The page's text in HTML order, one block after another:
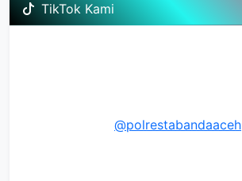
TikTok Kami
@polrestabandaaceh